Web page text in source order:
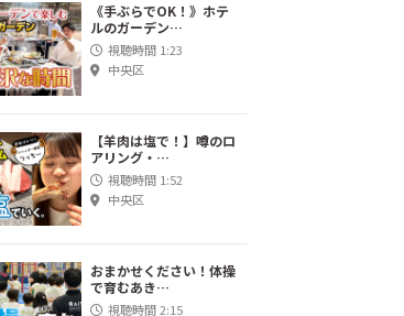
《手ぶらでOK！》ホテ
ルのガーデン…
視聴時間 1:23
中央区
【羊肉は塩で！】噂のロ
アリング・…
視聴時間 1:52
中央区
おまかせください！体操
で育むあき…
視聴時間 2:15